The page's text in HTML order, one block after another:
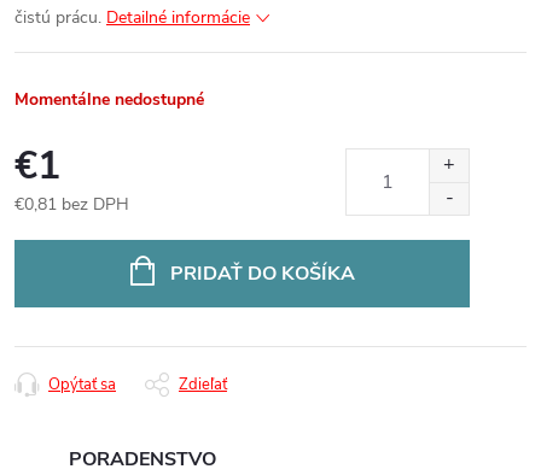
čistú prácu. Detailné informácie
Momentálne nedostupné
€1
€0,81 bez DPH
PRIDAŤ DO KOŠÍKA
Opýtať sa Zdieľať
PORADENSTVO